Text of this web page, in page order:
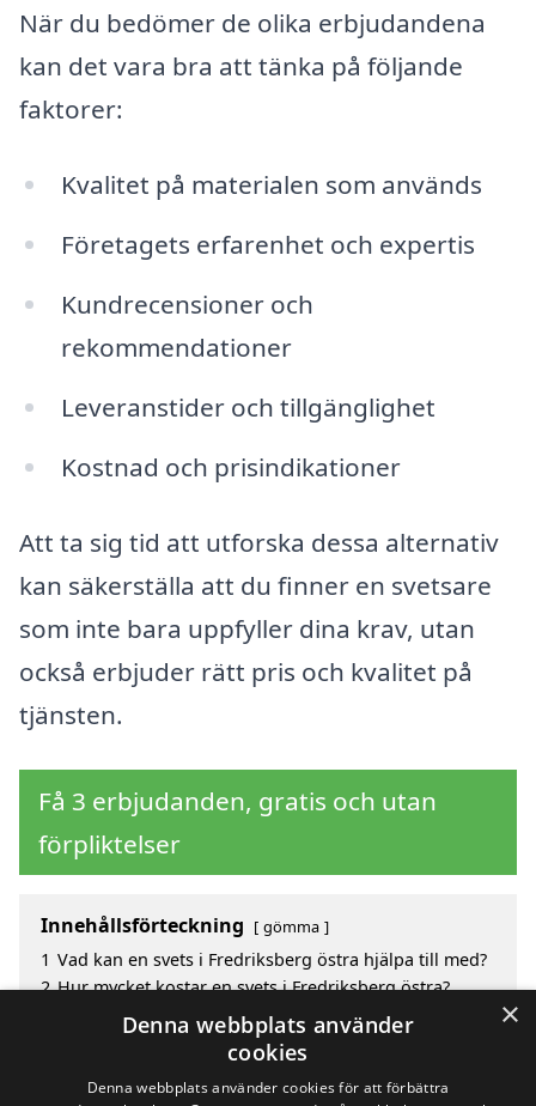
När du bedömer de olika erbjudandena
kan det vara bra att tänka på följande
faktorer:
Kvalitet på materialen som används
Företagets erfarenhet och expertis
Kundrecensioner och
rekommendationer
Leveranstider och tillgänglighet
Kostnad och prisindikationer
Att ta sig tid att utforska dessa alternativ
kan säkerställa att du finner en svetsare
som inte bara uppfyller dina krav, utan
också erbjuder rätt pris och kvalitet på
tjänsten.
Få 3 erbjudanden, gratis och utan
förpliktelser
Innehållsförteckning gömma
1 Vad kan en svets i Fredriksberg östra hjälpa till med?
2 Hur mycket kostar en svets i Fredriksberg östra?
Fördelar med att välja svets i Fredriksberg östra
Sök efter en skicklig svets i de omgivande städerna
×
Denna webbplats använder
cookies
Denna webbplats använder cookies för att förbättra